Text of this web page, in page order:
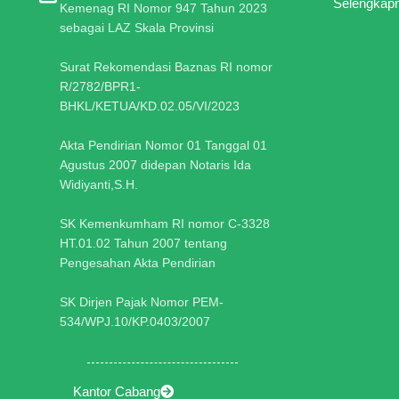
Kemenag RI Nomor 947 Tahun 2023
sebagai LAZ Skala Provinsi
Surat Rekomendasi Baznas RI nomor
R/2782/BPR1-
BHKL/KETUA/KD.02.05/VI/2023
Akta Pendirian Nomor 01 Tanggal 01
Agustus 2007 didepan Notaris Ida
Widiyanti,S.H.
SK Kemenkumham RI nomor C-3328
HT.01.02 Tahun 2007 tentang
Pengesahan Akta Pendirian
SK Dirjen Pajak Nomor PEM-
534/WPJ.10/KP.0403/2007
Kantor Cabang